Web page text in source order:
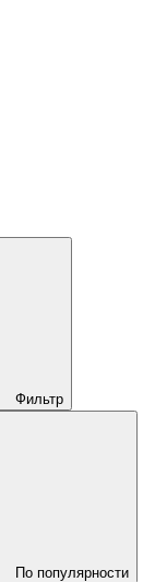
Фильтр
По популярности